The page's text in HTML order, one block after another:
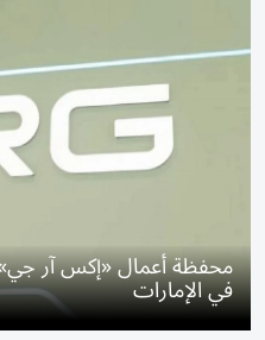
محفظة أعمال «إكس آر
في الإمارات